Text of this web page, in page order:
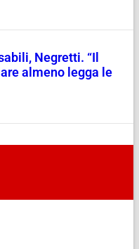
Negretti. “Il
almeno legga le